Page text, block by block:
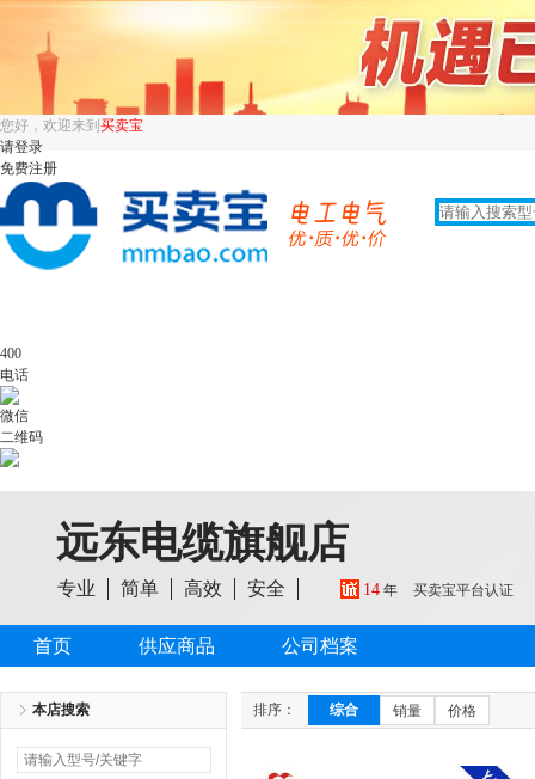
您好，欢迎来到 买卖宝
请登录
免费注册
400
电话
微信
二维码
远东电缆旗舰店
专业 简单 高效 安全 14 年 买卖宝平台认证
首页 供应商品 公司档案
排序： 综合 销量 价格
本店搜索